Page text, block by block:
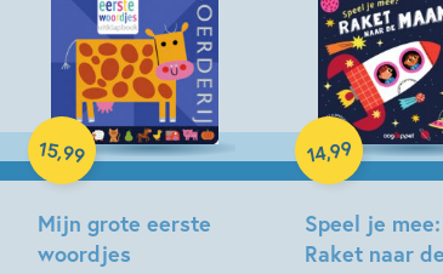
Mijn grote eerste
woordjes
15,99
Hardcover
Speel je mee:
Raket naar
14,99
Paperback